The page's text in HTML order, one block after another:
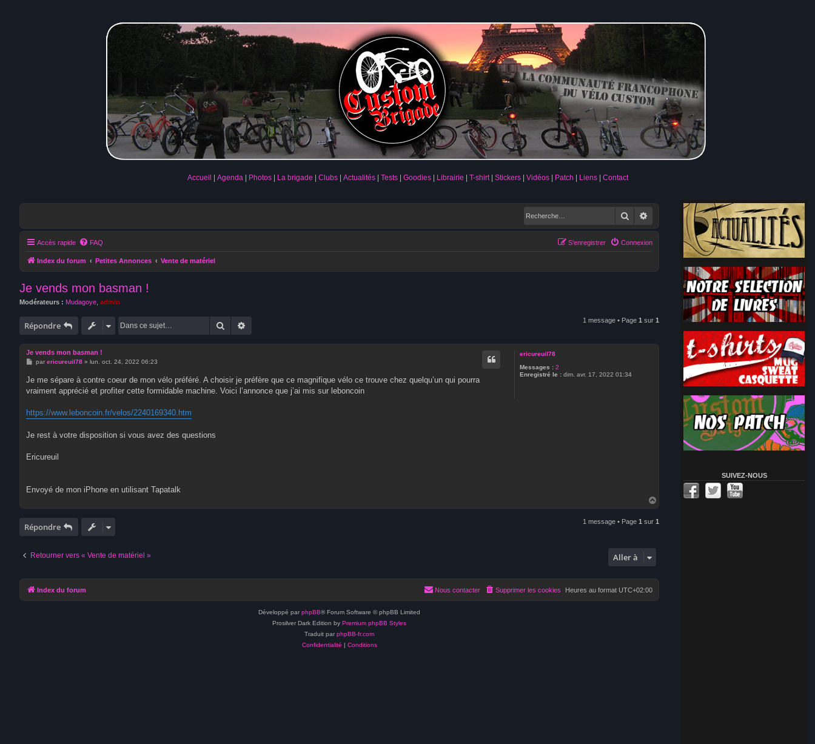
Accueil Agenda Photos La brigade Clubs Actualités Tests Goodies Librairie T-shirt Stickers Vidéos Patch Liens Contact
SUIVEZ-NOUS
RechercherRecherche avancée
Accès rapide FAQ Connexion
S’enregistrer
Index du forum Petites Annonces Vente de matériel
Je vends mon basman !
Modérateurs : Mudagoye admin
Répondre Rechercher 1 message • Page 1 sur 1
ericureuil78
Messages : 2
Enregistré le :dim. avr. 17, 2022 01:34
Je vends mon basman !
M
s
a
par ericureuil78» lun. oct. 24, 2022 06:23
Je me sépare à contre coeur de mon vélo préféré. A choisir je préfère que ce magnifique vélo ce trouve chez quelqu’un qui pourra
vraiment apprécié et profiter cette formidable machine. Voici l’annonce que j’ai mis sur leboncoin
https://www.leboncoin.fr/velos/2240169340.htm
Je rest à votre disposition si vous avez des questions
Ericureuil
Envoyé de mon iPhone en utilisant Tapatalk
a
t
Répondre 1 message • Page 1 sur 1
Retourner vers « Vente de matériel » Aller à
Index du forum Heures au format UTC+02:00
Supprimer les cookies
Nous contacter
Développé par phpBB® Forum Software © phpBB Limited
Prosilver Dark Edition by Premium phpBB Styles
Traduit par phpBB-fr.com
Confidentialité | Conditions